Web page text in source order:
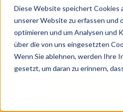
Diese Website speichert Cookies
unserer Website zu erfassen und
optimieren und um Analysen und
über die von uns eingesetzten
Wenn Sie ablehnen, werden Ihre
gesetzt, um daran zu erinnern,
Künstler, Zelte, Bands, Catering,